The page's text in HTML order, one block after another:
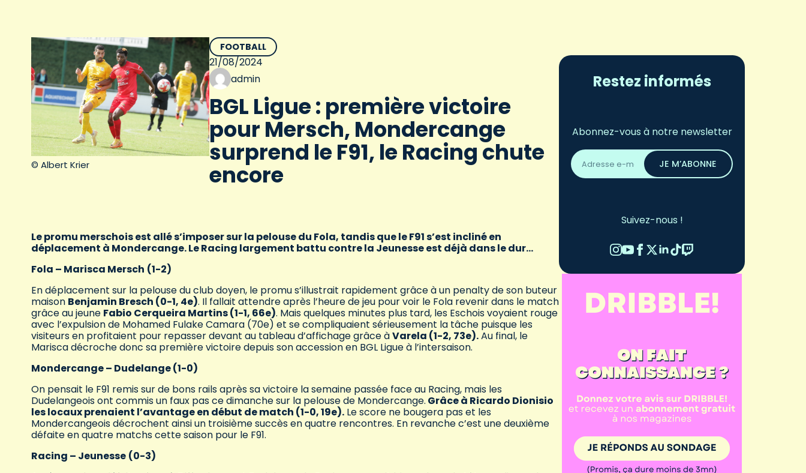
© Albert Krier
FOOTBALL
21/08/2024
admin
BGL Ligue : première victoire
pour Mersch, Mondercange
surprend le F91, le Racing chute
encore
Le promu merschois est allé s’imposer sur la pelouse du Fola, tandis que le F91 s’est incliné en
déplacement à Mondercange. Le Racing largement battu contre la Jeunesse est déjà dans le dur…
Fola – Marisca Mersch (1-2)
En déplacement sur la pelouse du club doyen, le promu s’illustrait rapidement grâce à un penalty de son buteur
maison Benjamin Bresch (0-1, 4e). Il fallait attendre après l’heure de jeu pour voir le Fola revenir dans le match
grâce au jeune Fabio Cerqueira Martins (1-1, 66e). Mais quelques minutes plus tard, les Eschois voyaient rouge
avec l’expulsion de Mohamed Fulake Camara (70e) et se compliquaient sérieusement la tâche puisque les
visiteurs en profitaient pour repasser devant au tableau d’affichage grâce àVarela (1-2, 73e).Au final, le
Marisca décroche donc sa première victoire depuis son accession en BGL Ligue à l’intersaison.
Mondercange – Dudelange (1-0)
On pensait le F91 remis sur de bons rails après sa victoire la semaine passée face au Racing, mais les
Dudelangeois ont commis un faux pas ce dimanche sur la pelouse de Mondercange. Grâce à Ricardo Dionisio
les locaux prenaient l’avantage en début de match (1-0, 19e). Le score ne bougera pas et les
Mondercangeois décrochent ainsi un troisième succès en quatre rencontres. En revanche c’est une deuxième
défaite en quatre matchs cette saison pour le F91.
Racing – Jeunesse (0-3)
Restez informés
Abonnez-vous à notre newsletter
Adresse
email
*
JE M’ABONNE
Suivez-nous !